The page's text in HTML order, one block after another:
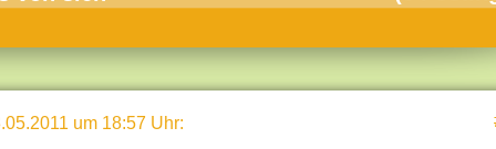
& Natur
um 18:57 Uhr: